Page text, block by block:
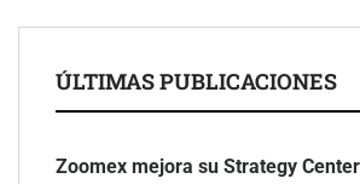
ÚLTIMAS PUBLICACIONES
Zoomex mejora su Strategy